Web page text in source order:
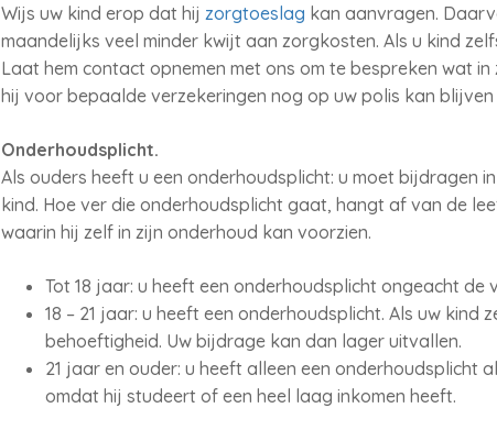
Wijs uw kind erop dat hij zorgtoeslag kan aanvragen.
maandelijks veel minder kwijt aan zorgkosten. Als u kind
Laat hem contact opnemen met ons om te bespreken wat
hij voor bepaalde verzekeringen nog op uw polis kan blijven
Onderhoudsplicht.
Als ouders heeft u een onderhoudsplicht: u moet bijdragen
kind. Hoe ver die onderhoudsplicht gaat, hangt af van de
waarin hij zelf in zijn onderhoud kan voorzien.
Tot 18 jaar: u heeft een onderhoudsplicht ongeacht
18 – 21 jaar: u heeft een onderhoudsplicht. Als uw
behoeftigheid. Uw bijdrage kan dan lager uitvallen.
21 jaar en ouder: u heeft alleen een onderhoudsplicht
omdat hij studeert of een heel laag inkomen heeft.